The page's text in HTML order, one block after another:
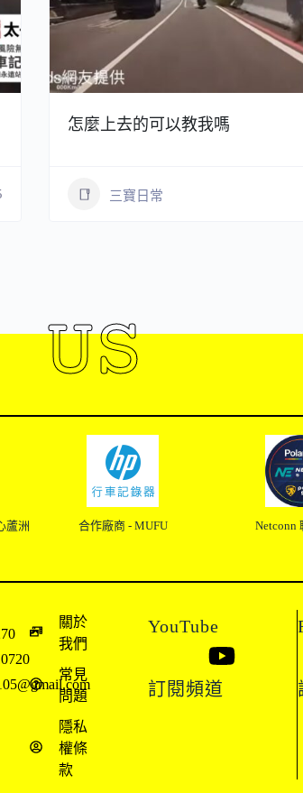
怎麼上去的可以教我嗎
三寶日常
US
蘆洲 合作廠商 - MUFU Netconn
關於
我們
常見
問題
隱私
權條
款
YouTube
訂閱頻道